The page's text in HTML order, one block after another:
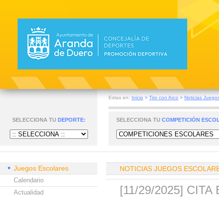
Estas en: Inicio > Tiro con Arco > Noticias
SELECCIONA TU DEPORTE: SELECCIONA TU COMPETICIÓN
Juegos Escolares
Calendario
Actualidad
NOTICIAS JUEGOS
[11/29/2025] CITA